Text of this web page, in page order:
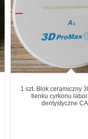
1 szt. Blok ceramiczny
tlenku cyrkonu
dentystyczne